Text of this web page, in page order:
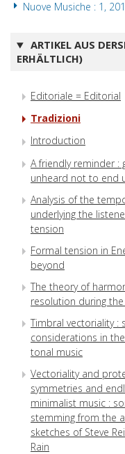
Nuove Musiche : 1,
ARTIKEL AUS
ERHÄLTLICH)
Editoriale = Editorial
Tradizioni
Introduction
A friendly reminder :
unheard not to end
Analysis of the
underlying the
tension
Formal tension in
beyond
The theory of
resolution during
Timbral vectoriality :
considerations in
tonal music
Vectoriality and
symmetries and
minimalist music :
stemming from the
sketches of Steve
Rain